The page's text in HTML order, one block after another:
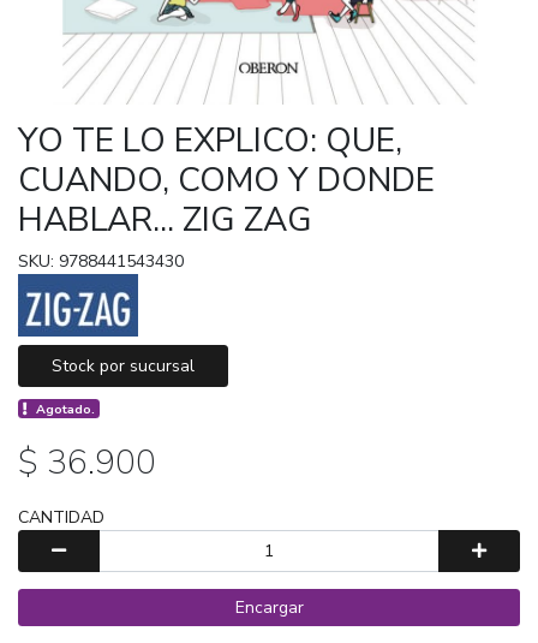
YO TE LO EXPLICO: QUE,
CUANDO, COMO Y DONDE
HABLAR... ZIG ZAG
SKU: 9788441543430
Stock por sucursal
Agotado.
$ 36.900
CANTIDAD
Encargar